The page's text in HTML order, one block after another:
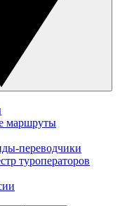
маршруты
переводчики
туроператоров